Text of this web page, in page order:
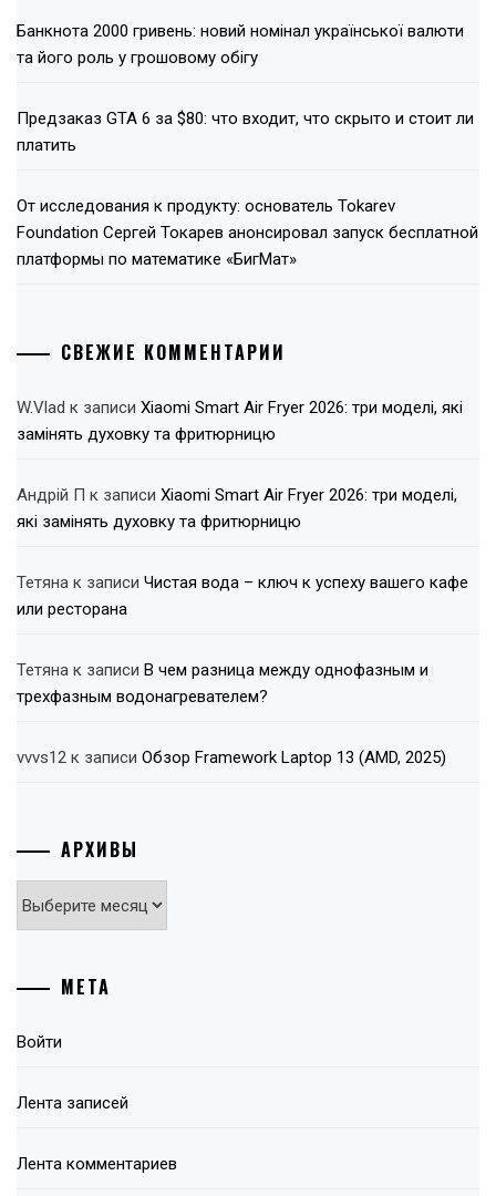
Банкнота 2000 гривень: новий номінал української валюти
та його роль у грошовому обігу
Предзаказ GTA 6 за $80: что входит, что скрыто и стоит ли
платить
От исследования к продукту: основатель Tokarev
Foundation Сергей Токарев анонсировал запуск бесплатной
платформы по математике «БигМат»
СВЕЖИЕ КОММЕНТАРИИ
W.Vlad к записи Xiaomi Smart Air Fryer 2026: три моделі, які
замінять духовку та фритюрницю
Андрій П к записи Xiaomi Smart Air Fryer 2026: три моделі,
які замінять духовку та фритюрницю
Тетяна к записи Чистая вода – ключ к успеху вашего кафе
или ресторана
Тетяна к записи В чем разница между однофазным и
трехфазным водонагревателем?
vvvs12 к записи Обзор Framework Laptop 13 (AMD, 2025)
АРХИВЫ
Архивы
МЕТА
Войти
Лента записей
Лента комментариев